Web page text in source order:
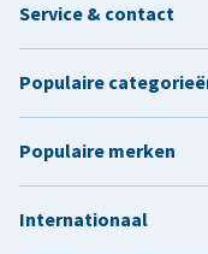
Service & contact
Populaire
Populaire merken
Internationaal